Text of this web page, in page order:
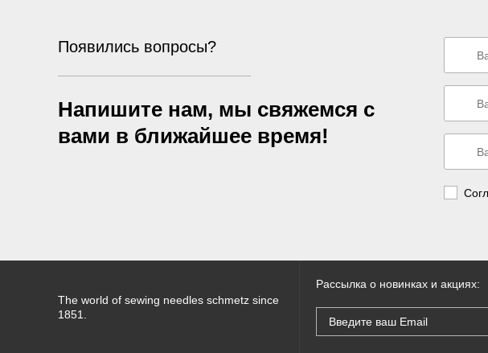
Появились вопросы?
Напишите нам, мы свяжемся с
вами в ближайшее время!
The world of sewing needles schmetz since
1851.
Рассылка о новинках и акциях: